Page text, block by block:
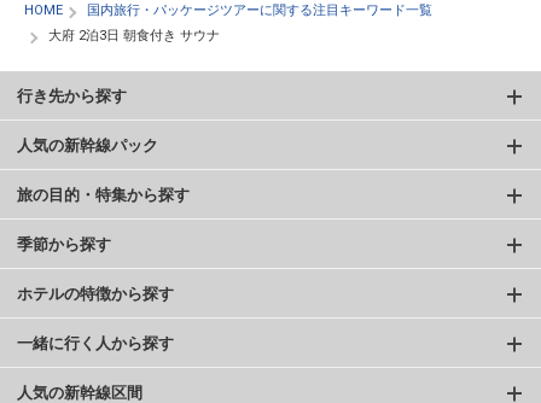
HOME
国内旅行・パッケージツアーに関する注目キーワード一覧
大府 2泊3日 朝食付き サウナ
行き先から探す
人気の新幹線パック
旅の目的・特集から探す
季節から探す
ホテルの特徴から探す
一緒に行く人から探す
人気の新幹線区間